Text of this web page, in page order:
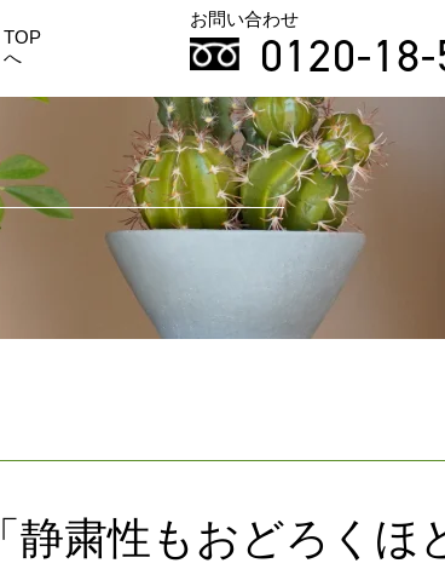
TOP
へ
お問い合わせ
0120-
「静粛性もおどろくほ